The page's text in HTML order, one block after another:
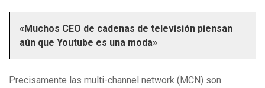
«Muchos CEO de cadenas de televisión piensan
aún que Youtube es una moda»
Precisamente las multi-channel network (MCN) son